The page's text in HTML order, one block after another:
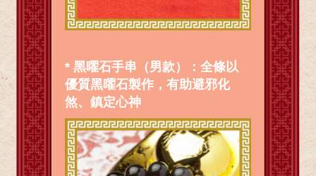
* 黑曜石手串（男款）：全條以
優質黑曜石製作，有助避邪化
煞、鎮定心神